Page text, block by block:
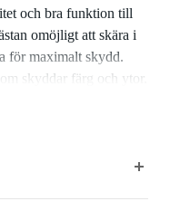
och bra funktion till
omöjligt att skära i
för maximalt skydd.
skyddar färg och ytor.